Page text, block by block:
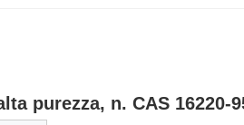
purezza, n. CAS 16220-